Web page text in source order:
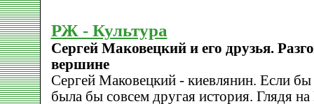
РЖ - Культура
Сергей Маковецкий и его друзья.
вершине
Сергей Маковецкий - киевлянин. Если бы
была бы совсем другая история. Глядя